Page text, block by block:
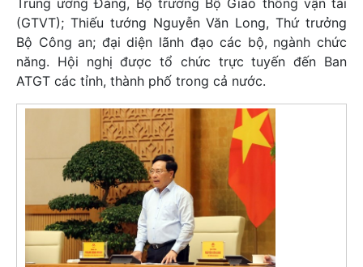
Trung ương Đảng, Bộ trưởng Bộ Giao thông vận tải
(GTVT); Thiếu tướng Nguyễn Văn Long, Thứ trưởng
Bộ Công an; đại diện lãnh đạo các bộ, ngành chức
năng. Hội nghị được tổ chức trực tuyến đến Ban
ATGT các tỉnh, thành phố trong cả nước.